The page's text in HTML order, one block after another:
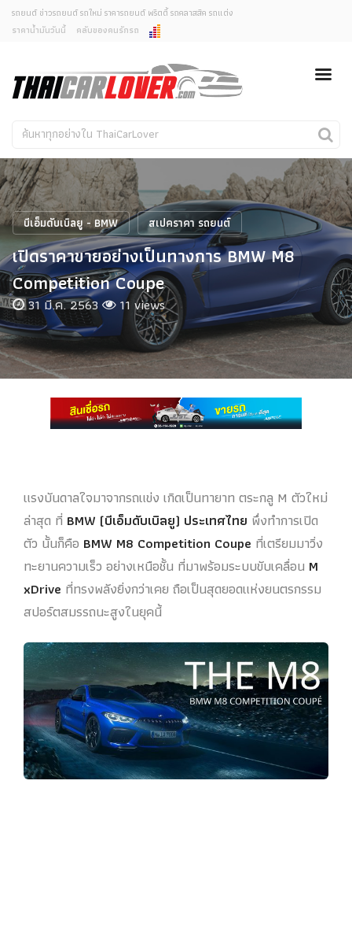
ยกเลิกการแจ้งเตือน
คุณต้องการยกเลิกการแจ้งเตือนข่าวสารเมื่อมีการอัพเดต
ใช่หรือไม่?
ไม่
รถยนต์ ข่าวรถยนต์ รถใหม่ ราคารถยนต์ พริตตี้ รถคลาสสิค รถแต่ง
ราคาน้ำมันวันนี้
คลับของคนรักรถ
รถใหม่
คนรักรถ
รถแต่ง
พริตตี้
งานแสดงรถ
Car In The Movie
สเปคราคา รถยนต์
บีเอ็มดับเบิลยู - BMW สเปคราคา รถยนต์
เปิดราคาขายอย่างเป็นทางการ BMW M8
Competition Coupe
31 มี.ค. 2563 11 views
แรงบันดาลใจมาจากรถแข่ง เกิดเป็นทายาท ตระกลู M ตัวใหม่
ล่าสุด ที่ BMW (บีเอ็มดับเบิลยู) ประเทศไทย พึ่งทำการเปิด
ตัว นั้นก็คือ BMW M8 Competition Coupe ที่เตรียมมาวิ่ง
ทะยานความเร็ว อย่างเหนือชั้น ที่มาพร้อมระบบขับเคลื่อน M
xDrive ที่ทรงพลังยิ่งกว่าเคย ถือเป็นสุดยอดแห่งยนตรกรรม
สปอร์ตสมรรถนะสูงในยุคนี้